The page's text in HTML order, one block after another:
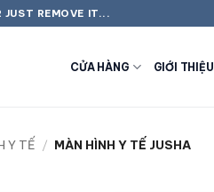
JUST REMOVE IT...
CỬA HÀNG GIỚI THIỆU
Y TẾ / MÀN HÌNH Y TẾ JUSHA